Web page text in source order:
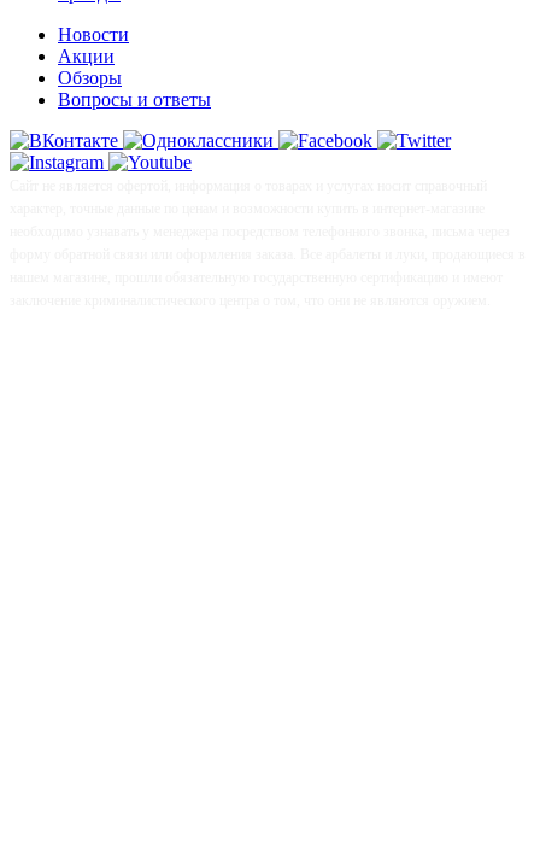
Новости
Акции
Обзоры
Вопросы и ответы